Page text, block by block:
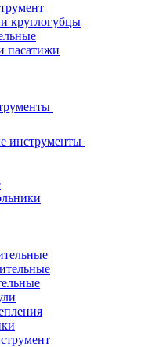
круглогубцы
пасатижи
инструменты